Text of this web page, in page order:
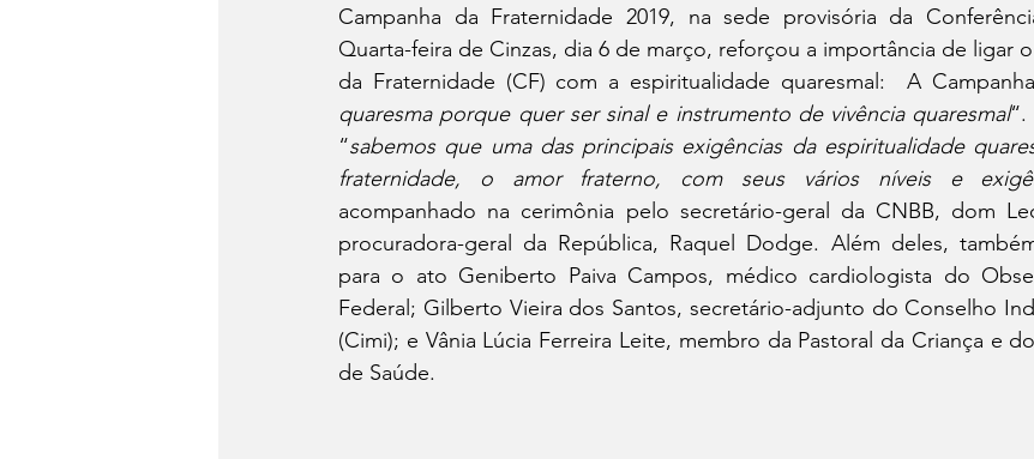
Campanha da Fraternidade 2019, na sede provisória da
Quarta-feira de Cinzas, dia 6 de março, reforçou a importância de ligar
da Fraternidade (CF) com a espiritualidade quaresmal:  A
quaresma porque quer ser sinal e instrumento de vivência quaresmal“.
“sabemos que uma das principais exigências da espiritualidade
fraternidade, o amor fraterno, com seus vários níveis e
acompanhado na cerimônia pelo secretário-geral da CNBB, dom
procuradora-geral da República, Raquel Dodge. Além deles,
para o ato Geniberto Paiva Campos, médico cardiologista do
Federal; Gilberto Vieira dos Santos, secretário-adjunto do Conselho
(Cimi); e Vânia Lúcia Ferreira Leite, membro da Pastoral da Criança e
de Saúde.